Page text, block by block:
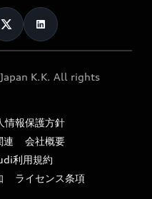
K.K. All rights
情報保護方針
連
会社概要
利用規約
ライセンス条項